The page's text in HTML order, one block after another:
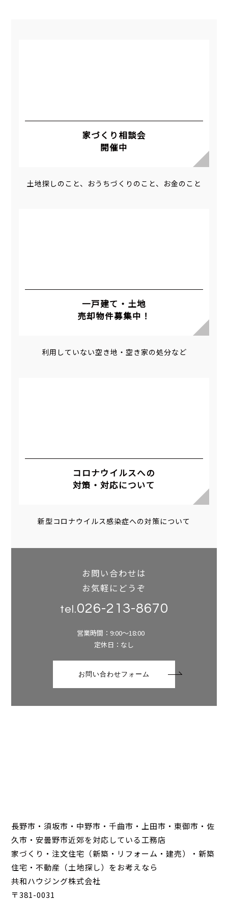
家づくり相談会
開催中
土地探しのこと、おうちづくりのこと、お金のこと
一戸建て・土地
売却物件募集中！
利用していない空き地・空き家の処分など
コロナウイルスへの
対策・対応について
新型コロナウイルス感染症への対策について
お問い合わせは
お気軽にどうぞ
tel.026-213-8670
営業時間：9:00～18:00
定休日：なし
お問い合わせフォーム
長野市・須坂市・中野市・千曲市・上田市・東御市・佐
久市・安曇野市近郊を対応している工務店
家づくり・注文住宅（新築・リフォーム・建売）・新築
住宅・不動産（土地探し）をお考えなら
共和ハウジング株式会社
〒381-0031